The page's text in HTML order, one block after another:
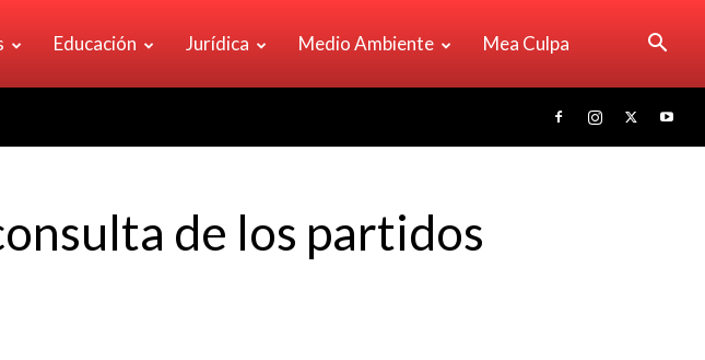
Educación Jurídica Medio Ambiente Mea Culpa
de los partidos